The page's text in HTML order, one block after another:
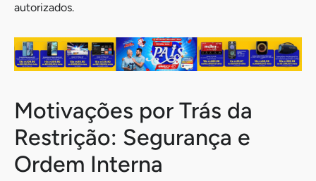
autorizados.
Motivações por Trás da
Restrição: Segurança e
Ordem Interna